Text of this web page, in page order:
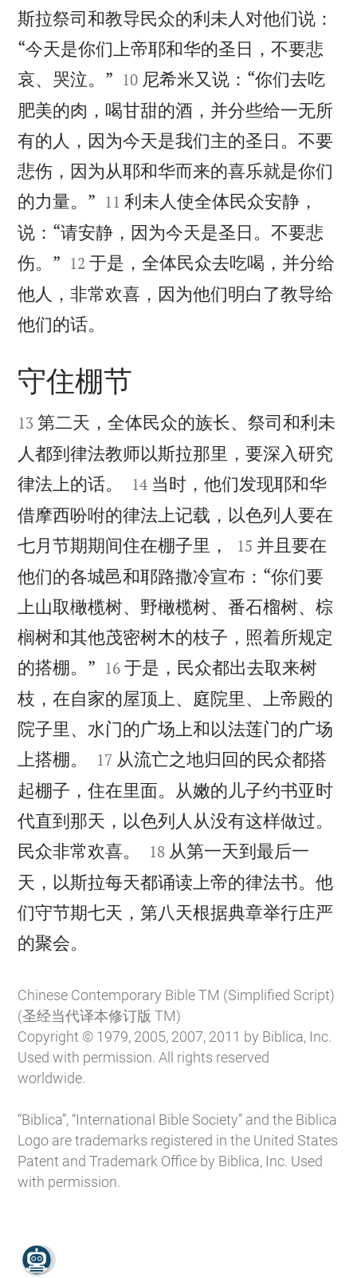
斯拉祭司和教导民众的利未人对他们说：
“今天是你们上帝耶和华的圣日，不要悲
哀、哭泣。” 

10 尼希米又说：“你们去吃
肥美的肉，喝甘甜的酒，并分些给一无所
有的人，因为今天是我们主的圣日。不要
悲伤，因为从耶和华而来的喜乐就是你们
的力量。” 

11 利未人使全体民众安静，
说：“请安静，因为今天是圣日。不要悲
伤。” 

12 于是，全体民众去吃喝，并分给
他人，非常欢喜，因为他们明白了教导给
他们的话。

守住棚节

13 第二天，全体民众的族长、祭司和利未
人都到律法教师以斯拉那里，要深入研究
律法上的话。


14 当时，他们发现耶和华
借摩西吩咐的律法上记载，以色列人要在
七月节期期间住在棚子里，


15 并且要在
他们的各城邑和耶路撒冷宣布：“你们要
上山取橄榄树、野橄榄树、番石榴树、棕
榈树和其他茂密树木的枝子，照着所规定
的搭棚。” 

16 于是，民众都出去取来树
枝，在自家的屋顶上、庭院里、上帝殿的
院子里、水门的广场上和以法莲门的广场
上搭棚。


17 从流亡之地归回的民众都搭
起棚子，住在里面。从嫩的儿子约书亚时
代直到那天，以色列人从没有这样做过。
民众非常欢喜。


18 从第一天到最后一
天，以斯拉每天都诵读上帝的律法书。他
们守节期七天，第八天根据典章举行庄严
的聚会。
Chinese Contemporary Bible TM (Simplified Script)
(圣经当代译本修订版 TM)
Copyright © 1979, 2005, 2007, 2011 by Biblica, Inc.
Used with permission. All rights reserved
worldwide.
“Biblica”, “International Bible Society” and the Biblica
Logo are trademarks registered in the United States
Patent and Trademark Office by Biblica, Inc. Used
with permission.